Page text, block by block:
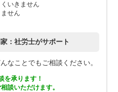
いきません
せん
：社労士がサポート
なことでもご相談ください。
を承ります！
談いただけます。